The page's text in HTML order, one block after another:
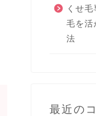
くせ
毛を活
法
最近の